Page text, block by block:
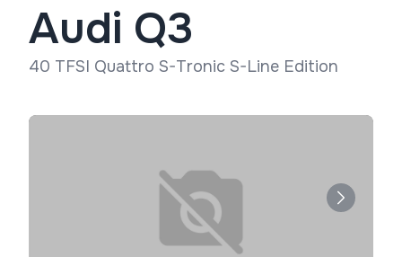
Audi Q3
40 TFSI Quattro S-Tronic S-Line Edition